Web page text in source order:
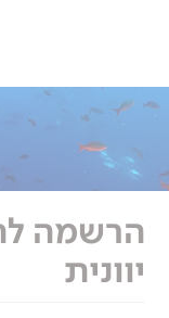
הרשמה
יוונית